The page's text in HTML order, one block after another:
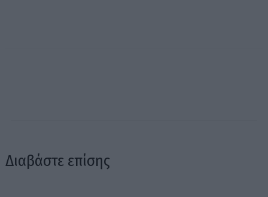
Διαβάστε επίσης